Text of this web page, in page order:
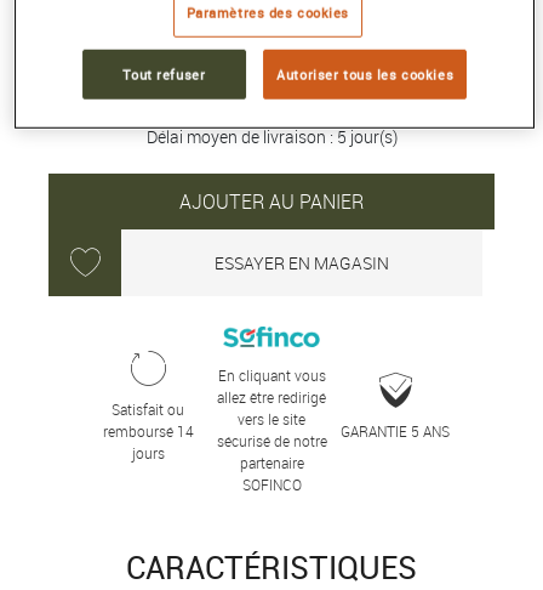
9 200 €
Délai moyen de livraison : 5 jour(s)
AJOUTER AU PANIER
ESSAYER EN MAGASIN
Satisfait ou
remboursé 14
jours
En cliquant vous
allez être redirigé
vers le site
sécurisé de notre
partenaire
SOFINCO
GARANTIE 5 ANS
CARACTÉRISTIQUES
Paramètres des cookies
Tout refuser Autoriser tous les cookies